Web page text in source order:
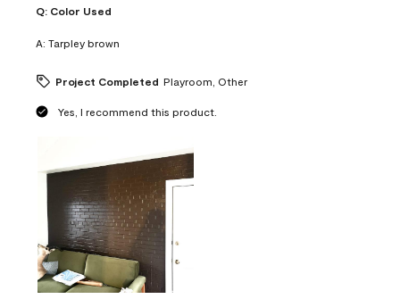
Q: Color Used
A: Tarpley brown
Project Completed Playroom, Other
Yes, I recommend this product.